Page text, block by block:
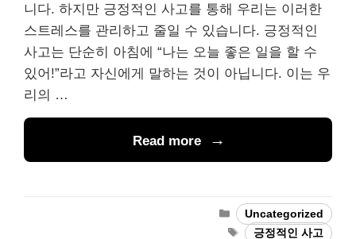
니다. 하지만 긍정적인 사고를 통해 우리는 이러한
스트레스를 관리하고 줄일 수 있습니다. 긍정적인
사고는 단순히 아침에 “나는 오늘 좋은 일을 할 수
있어!”라고 자신에게 말하는 것이 아닙니다. 이는 우
리의 …
Read more
Categories
Uncategorized
Tags긍정적인 사고